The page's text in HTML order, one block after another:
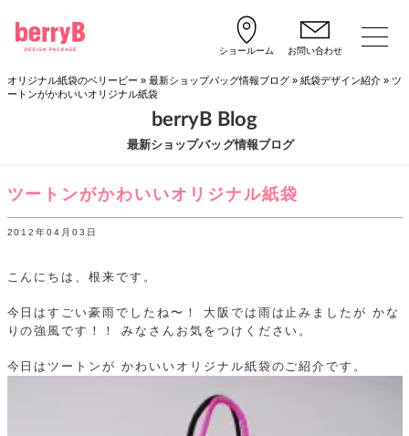
ショールーム お問い合わせ
オリジナル紙袋のベリービー » 最新ショップバッグ情報ブログ» 紙袋デザイン紹介» ツ
ートンがかわいいオリジナル紙袋
最新ショップバッグ情報ブログ
berryB Blog
ツートンがかわいいオリジナル紙袋
2012年04月03日
こんにちは、根来です。
今日はすごい豪雨でしたね〜！ 大阪では雨は止みましたが かな
りの強風です！！
みなさんお気をつけください。
今日はツートンが かわいいオリジナル紙袋のご紹介です。